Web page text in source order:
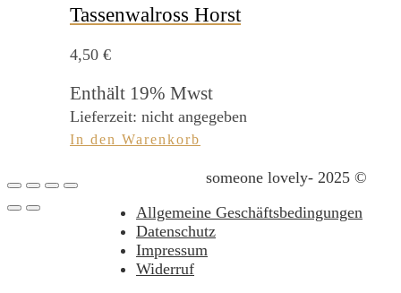
Tassenwalross Horst
4,50 €
Enthält 19% Mwst
Lieferzeit: nicht angegeben
In den Warenkorb
someone lovely- 2025 ©
Allgemeine Geschäftsbedingungen
Datenschutz
Impressum
Widerruf